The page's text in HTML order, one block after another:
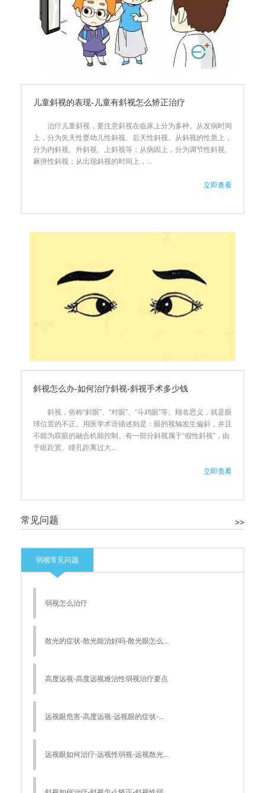
儿童斜视的表现-儿童有斜视怎么矫正治疗
治疗儿童斜视，要注意斜视在临床上分为多种。从发病时间
上，分为先天性婴幼儿性斜视、后天性斜视。从斜视的性质上，
分为内斜视、外斜视、上斜视等；从病因上，分为调节性斜视、
麻痹性斜视；从出现斜视的时间上，...
立即查看
斜视怎么办-如何治疗斜视-斜视手术多少钱
斜视，俗称“斜眼”、“对眼”、“斗鸡眼”等。顾名思义，就是眼
球位置的不正。用医学术语描述则是：眼的视轴发生偏斜，并且
不能为双眼的融合机能控制。有一部分斜视属于“假性斜视”，由
于眶距宽、瞳孔距离过大...
立即查看
>>
常见问题
弱视常见问题
弱视怎么治疗
散光的症状-散光能治好吗-散光眼怎么...
高度远视-高度远视难治性弱视治疗要点
远视眼危害-高度远视-远视眼的症状-...
远视眼如何治疗-远视性弱视-远视散光...